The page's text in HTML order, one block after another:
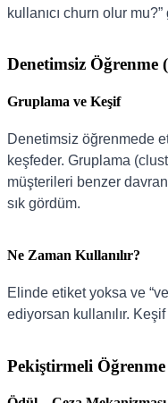
kullanıcı churn olur mu?”
Denetimsiz Öğrenme
Gruplama ve Keşif
Denetimsiz öğrenmede
keşfeder. Gruplama
müşterileri benzer
sık gördüm.
Ne Zaman Kullanılır?
Elinde etiket yoksa ve
ediyorsan kullanılır.
Pekiştirmeli